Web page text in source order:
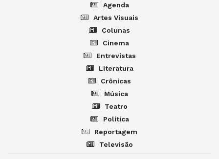
Agenda
Artes Visuais
Colunas
Cinema
Entrevistas
Literatura
Crônicas
Música
Teatro
Política
Reportagem
Televisão